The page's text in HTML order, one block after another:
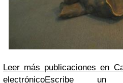
Leer más publicaciones en
electrónicoEscribe un